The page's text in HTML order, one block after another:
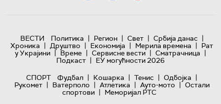
ВЕСТИ Политика | Регион | Свет | Србија данас |
Хроника | Друштво | Економија | Мерила времена | Рат
у Украјини | Време | Сервисне вести | Сматрачница |
Подкаст | ЕУ могућности 2026
СПОРТ
Фудбал | Кошарка | Тенис | Одбојка |
Рукомет | Ватерполо | Атлетика | Ауто-мото | Остали
спортови | Меморијал РТС